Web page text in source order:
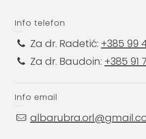
Info telefon
Za dr. Radetić: +385 99
Za dr. Baudoin: +385 91
Info email